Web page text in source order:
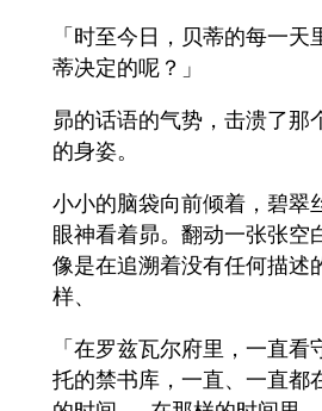
「时至今日，贝蒂的每一
蒂决定的呢？」
昴的话语的气势，击溃了那
的身姿。
小小的脑袋向前倾着，碧翠
眼神看着昴。翻动一张张空
像是在追溯着没有任何描述
样、
「在罗兹瓦尔府里，一直
托的禁书库，一直、一直都